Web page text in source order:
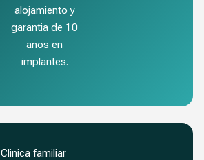
alojamiento y
garantia de 10
anos en
implantes.
Clinica familiar